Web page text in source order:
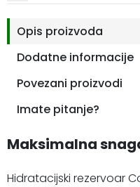
Opis proizvoda
Dodatne informacije
Povezani proizvodi
Imate pitanje?
Maksimalna
Hidratacijski rezervoar